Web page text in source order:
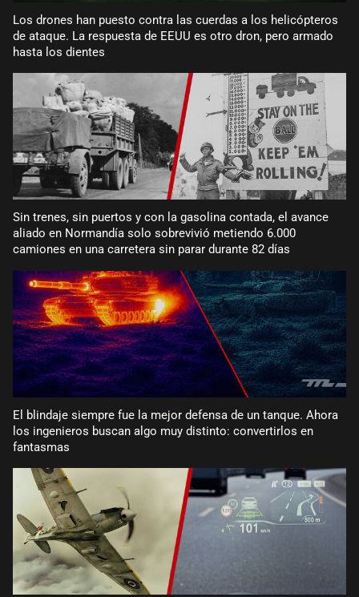
Los drones han puesto contra las cuerdas a los helicópteros
de ataque. La respuesta de EEUU es otro dron, pero armado
hasta los dientes
Sin trenes, sin puertos y con la gasolina contada, el avance
aliado en Normandía solo sobrevivió metiendo 6.000
camiones en una carretera sin parar durante 82 días
El blindaje siempre fue la mejor defensa de un tanque. Ahora
los ingenieros buscan algo muy distinto: convertirlos en
fantasmas